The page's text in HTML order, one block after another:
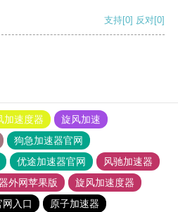
支持[0] 反对[0]
加速度器
旋风加速
狗急加速器官网
优途加速器官网
风驰加速器
外网苹果版
旋风加速度器
入口
原子加速器